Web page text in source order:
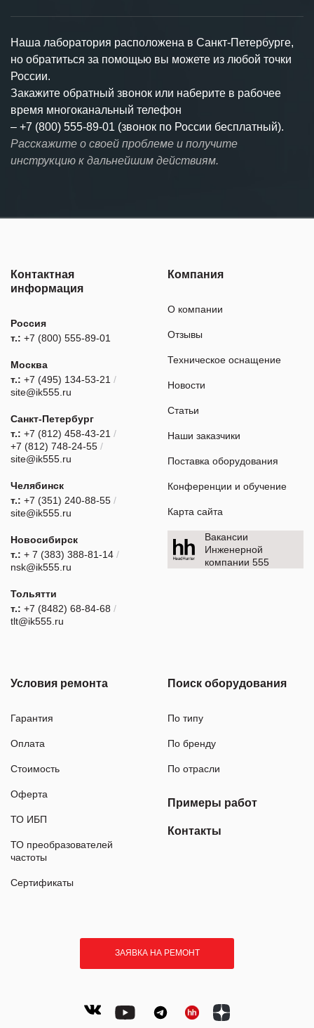
Наша лаборатория расположена в Санкт-Петербурге,
но обратиться за помощью вы можете из любой точки
России.
Закажите обратный звонок или наберите в рабочее
время многоканальный телефон
– +7 (800) 555-89-01 (звонок по России бесплатный).
Расскажите о своей проблеме и получите
инструкцию к дальнейшим действиям.
Контактная
информация
Россия
т.: +7 (800) 555-89-01
Москва
т.: +7 (495) 134-53-21 /
site@ik555.ru
Санкт-Петербург
т.: +7 (812) 458-43-21 /
+7 (812) 748-24-55 /
site@ik555.ru
Челябинск
т.: +7 (351) 240-88-55 /
site@ik555.ru
Новосибирск
т.: + 7 (383) 388-81-14 /
nsk@ik555.ru
Тольятти
т.: +7 (8482) 68-84-68 /
tlt@ik555.ru
Компания
О компании
Отзывы
Техническое оснащение
Новости
Статьи
Наши заказчики
Поставка оборудования
Конференции и обучение
Карта сайта
Вакансии
Инженерной
компании 555
Условия ремонта
Гарантия
Оплата
Стоимость
Оферта
ТО ИБП
ТО преобразователей
частоты
Сертификаты
Поиск оборудования
По типу
По бренду
По отрасли
Примеры работ
Контакты
ЗАЯВКА НА РЕМОНТ